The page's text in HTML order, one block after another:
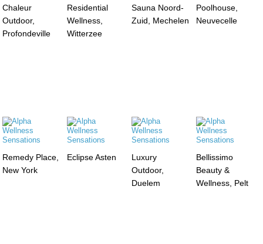
Chaleur
Outdoor,
Profondeville
Residential
Wellness,
Witterzee
Sauna Noord-
Zuid, Mechelen
Poolhouse,
Neuvecelle
Remedy Place,
New York
Eclipse Asten
Luxury
Outdoor,
Duelem
Bellissimo
Beauty &
Wellness, Pelt